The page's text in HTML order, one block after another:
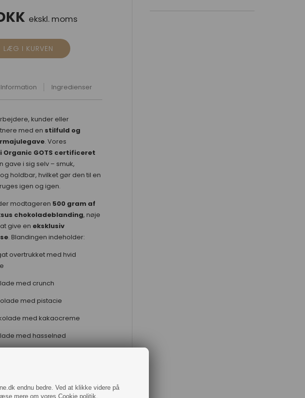
endnu bedre. Ved at klikke videre på
mere om vores Cookie politik.
ekskl. moms
Information Ingredienser
kunder eller
med en stilfuld og
. Vores
Organic GOTS certificeret
gave i sig selv – smuk,
holdbar, hvilket gør den til en
igen og igen.
modtageren 500 gram af
chokoladeblanding, nøje
give en eksklusiv
. Blandingen indeholder:
overtrukket med hvid
med crunch
med pistacie
med kakaocreme
med hasselnød
med jordbærcreme